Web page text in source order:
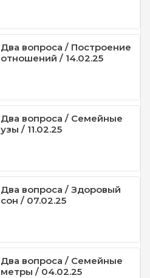
Два вопроса / Построение
отношений / 14.02.25
Два вопроса / Семейные
узы / 11.02.25
Два вопроса / Здоровый
сон / 07.02.25
Два вопроса / Семейные
метры / 04.02.25